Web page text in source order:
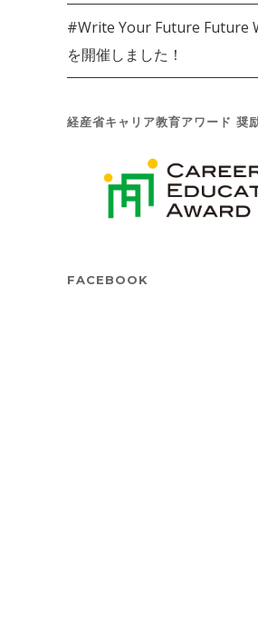
#Write Your Future Future
を開催しました！
経産省キャリア教育アワード 奨
FACEBOOK